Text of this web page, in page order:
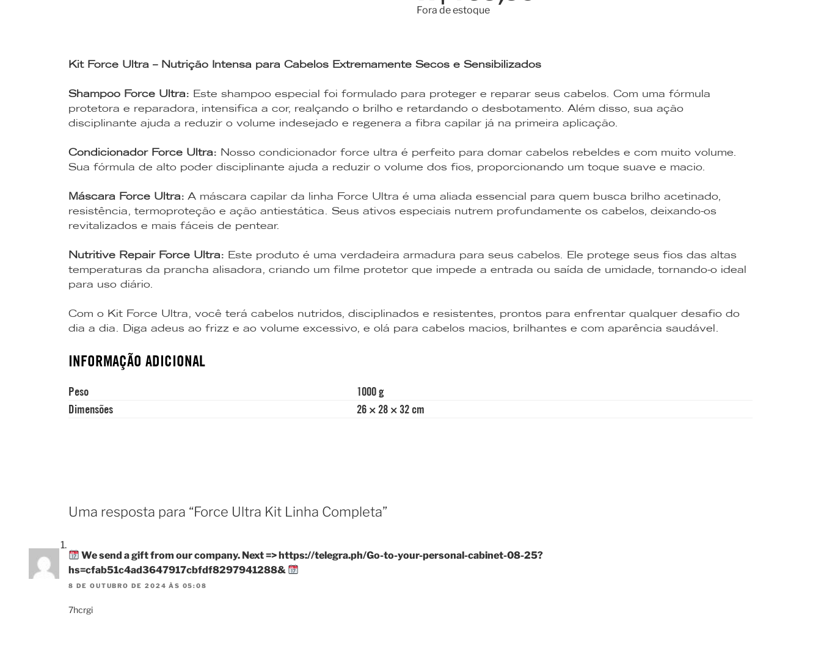
Fora de estoque
Kit Force Ultra – Nutrição Intensa para Cabelos Extremamente Secos e Sensibilizados
Shampoo Force Ultra: Este shampoo especial foi formulado para proteger e reparar seus cabelos. Com uma fórmula
protetora e reparadora, intensifica a cor, realçando o brilho e retardando o desbotamento. Além disso, sua ação
disciplinante ajuda a reduzir o volume indesejado e regenera a fibra capilar já na primeira aplicação.
Condicionador Force Ultra: Nosso condicionador force ultra é perfeito para domar cabelos rebeldes e com muito volume.
Sua fórmula de alto poder disciplinante ajuda a reduzir o volume dos fios, proporcionando um toque suave e macio.
Máscara Force Ultra: A máscara capilar da linha Force Ultra é uma aliada essencial para quem busca brilho acetinado,
resistência, termoproteção e ação antiestática. Seus ativos especiais nutrem profundamente os cabelos, deixando-os
revitalizados e mais fáceis de pentear.
Nutritive Repair Force Ultra: Este produto é uma verdadeira armadura para seus cabelos. Ele protege seus fios das altas
temperaturas da prancha alisadora, criando um filme protetor que impede a entrada ou saída de umidade, tornando-o ideal
para uso diário.
Com o Kit Force Ultra, você terá cabelos nutridos, disciplinados e resistentes, prontos para enfrentar qualquer desafio do
dia a dia. Diga adeus ao frizz e ao volume excessivo, e olá para cabelos macios, brilhantes e com aparência saudável.
INFORMAÇÃO ADICIONAL
Peso
1000 g
Dimensões
26 × 28 × 32 cm
Uma resposta para “Force Ultra Kit Linha Completa”
We send a gift from our company. Next => https://telegra.ph/Go-to-your-personal-cabinet-08-25?
hs=cfab51c4ad3647917cbfdf8297941288&
8 DE OUTUBRO DE 2024 ÀS 05:08
7hcrgi